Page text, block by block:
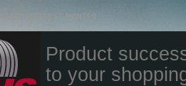
LIVRÉS ET MONTÉS
Product
to your